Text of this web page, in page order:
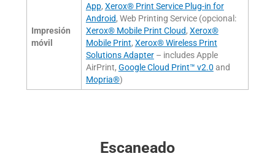
Impresión
móvil
App, Xerox® Print Service Plug-in for
Android, Web Printing Service (opcional:
Xerox® Mobile Print Cloud, Xerox®
Mobile Print, Xerox® Wireless Print
Solutions Adapter– includes Apple
AirPrint, Google Cloud Print™ v2.0 and
Mopria®)
Escaneado